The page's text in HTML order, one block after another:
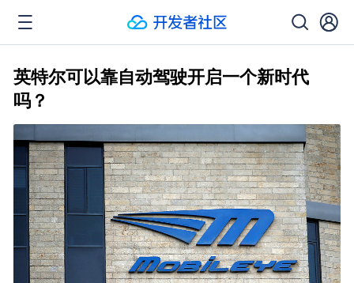
英特尔可以靠自动驾驶开启一个新时代
吗？